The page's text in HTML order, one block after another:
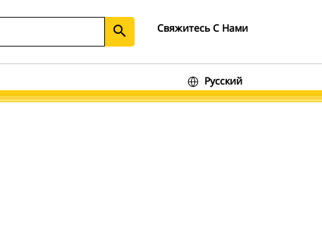
search Свяжитесь С Нами
Русский